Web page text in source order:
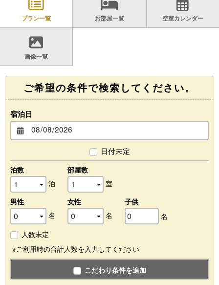
プラン一覧 お部屋一覧 空室カレンダー
画像一覧
ご希望の条件で検索してください。
宿泊日
日付未定
泊数
泊
部屋数
室
男性
名
女性
名
子供
名
人数未定
※ご利用時の合計人数を入力してください
こだわり条件を追加